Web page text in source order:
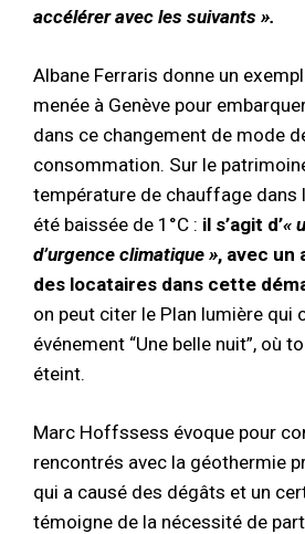
accélérer avec les suivants ».
Albane Ferraris donne un
menée à Genève pour
dans ce changement de mode
consommation. Sur le
température de chauffage dans
été baissée de 1°C : il s’agit d’«
d’urgence climatique », avec un
des locataires dans cette
on peut citer le Plan lumière qui
événement “Une belle nuit”, où
éteint.
Marc Hoffssess évoque pour
rencontrés avec la géothermie
qui a causé des dégâts et un
témoigne de la nécessité de